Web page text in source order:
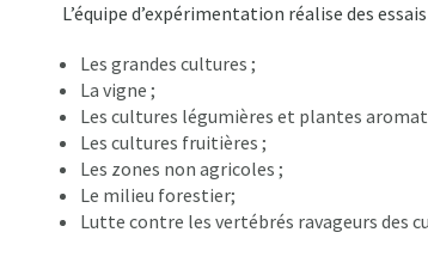
L’équipe d’expérimentation réalise des
Les grandes cultures ;
La vigne ;
Les cultures légumières et plantes
Les cultures fruitières ;
Les zones non agricoles ;
Le milieu forestier;
Lutte contre les vertébrés ravageurs des